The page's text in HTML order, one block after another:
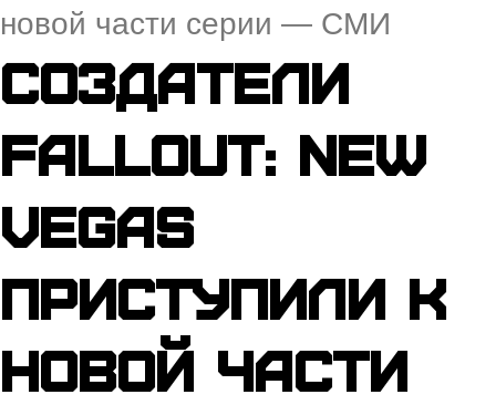
новой части серии — СМИ
Создатели
Fallout: New
Vegas
приступили к
новой части